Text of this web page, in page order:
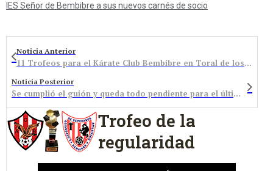
IES Señor de Bembibre a sus nuevos carnés de socio
Noticia Anterior
11 Trofeos para el Kárate Club Bembibre en Toral de los Vados
Noticia Posterior
Se cumplió el guión y queda todo pendiente para el último acto
Trofeo de la
regularidad